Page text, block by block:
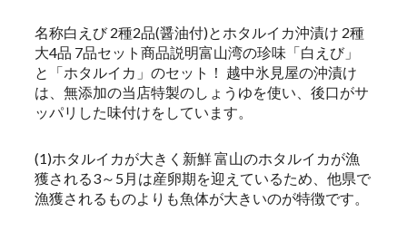
名称白えび 2種2品(醤油付)とホタルイカ沖漬け 2種
大4品 7品セット商品説明富山湾の珍味「白えび」
と「ホタルイカ」のセット！ 越中氷見屋の沖漬け
は、無添加の当店特製のしょうゆを使い、後口がサ
ッパリした味付けをしています。
(1)ホタルイカが大きく新鮮 富山のホタルイカが漁
獲される3～5月は産卵期を迎えているため、他県で
漁獲されるものよりも魚体が大きいのが特徴です。